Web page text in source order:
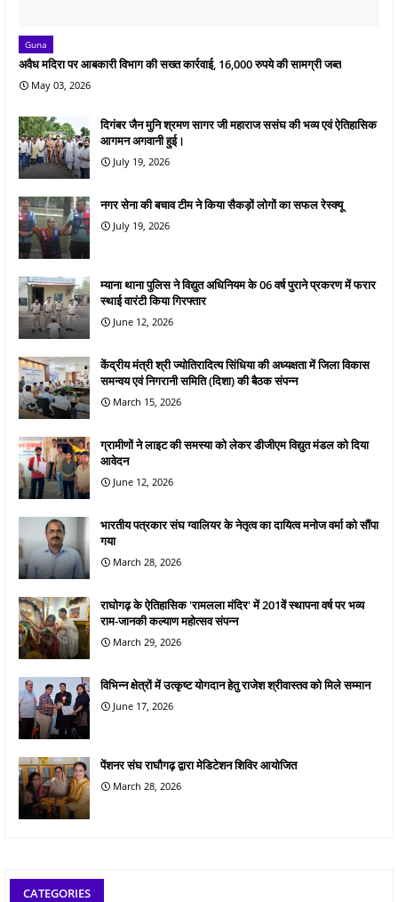
Guna
अवैध मदिरा पर आबकारी विभाग की सख्त कार्रवाई, 16,000 रुपये की सामग्री जब्त
May 03, 2026
दिगंबर जैन मुनि श्रमण सागर जी महाराज ससंघ की भव्य एवं ऐतिहासिक
आगमन अगवानी हुई।
July 19, 2026
नगर सेना की बचाव टीम ने किया सैकड़ों लोगों का सफल रेस्क्यू
July 19, 2026
म्याना थाना पुलिस ने विद्युत अधिनियम के 06 वर्ष पुराने प्रकरण में फरार
स्थाई वारंटी किया गिरफ्तार
June 12, 2026
केंद्रीय मंत्री श्री ज्योतिरादित्य सिंधिया की अध्यक्षता में जिला विकास
समन्वय एवं निगरानी समिति (दिशा) की बैठक संपन्न
March 15, 2026
ग्रामीणों ने लाइट की समस्या को लेकर डीजीएम विद्युत मंडल को दिया
आवेदन
June 12, 2026
भारतीय पत्रकार संघ ग्वालियर के नेतृत्व का दायित्व मनोज वर्मा को सौंपा
गया
March 28, 2026
राघोगढ़ के ऐतिहासिक 'रामलला मंदिर' में 201वें स्थापना वर्ष पर भव्य
राम-जानकी कल्याण महोत्सव संपन्न
March 29, 2026
विभिन्न क्षेत्रों में उत्कृष्ट योगदान हेतु राजेश श्रीवास्तव को मिले सम्मान
June 17, 2026
पेंशनर संघ राघौगढ़ द्वारा मेडिटेशन शिविर आयोजित
March 28, 2026
CATEGORIES